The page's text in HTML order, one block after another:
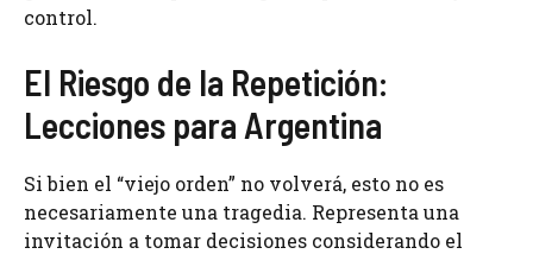
control.
El Riesgo de la Repetición:
Lecciones para Argentina
Si bien el “viejo orden” no volverá, esto no es
necesariamente una tragedia. Representa una
invitación a tomar decisiones considerando el